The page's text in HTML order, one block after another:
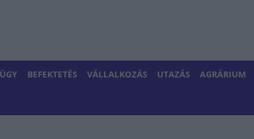
BEFEKTETÉS VÁLLALKOZÁS UTAZÁS AGRÁRIUM